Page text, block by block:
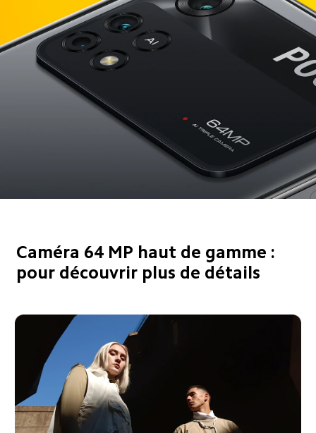
Caméra 64 MP haut de gamme :
pour découvrir plus de détails